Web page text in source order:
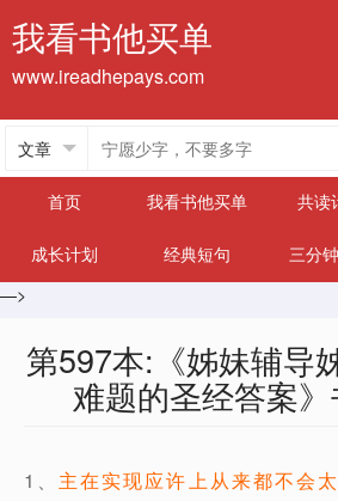
我看书他买单
www.ireadhepays.com
首页
我看书他买单 共读
成长计划 经典短句
三分
—>
第597本:《姊妹辅
难题的圣经答案
1、 主在实现应许上从来都不会